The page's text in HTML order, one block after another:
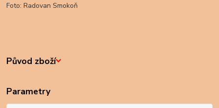
Foto: Radovan Smokoň
Původ zboží
Parametry